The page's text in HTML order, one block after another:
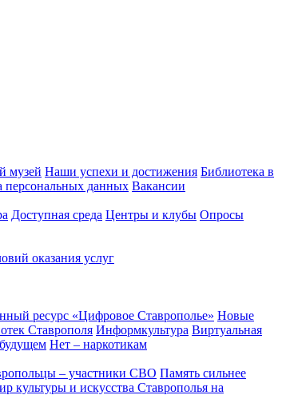
музей Наши успехи и достижения Библиотека в
персональных данных Вакансии
Доступная среда Центры и клубы Опросы
оказания услуг
ресурс «Цифровое Ставрополье» Новые
Ставрополя Информкультура Виртуальная
Нет – наркотикам
– участники СВО Память сильнее
культуры и искусства Ставрополья на